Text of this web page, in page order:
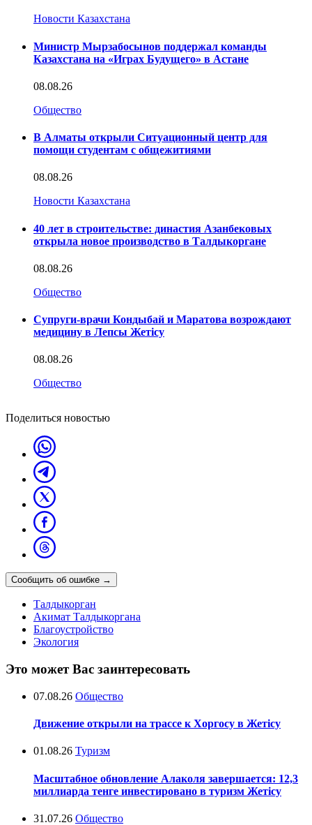
Новости Казахстана
Министр Мырзабосынов поддержал команды
Казахстана на «Играх Будущего» в Астане
08.08.26
Общество
В Алматы открыли Ситуационный центр для
помощи студентам с общежитиями
08.08.26
Новости Казахстана
40 лет в строительстве: династия Азанбековых
открыла новое производство в Талдыкоргане
08.08.26
Общество
Супруги-врачи Кондыбай и Маратова возрождают
медицину в Лепсы Жетісу
08.08.26
Общество
Поделиться новостью
Сообщить об ошибке →
Талдыкорган
Акимат Талдыкоргана
Благоустройство
Экология
Это может Вас заинтересовать
07.08.26 Общество
Движение открыли на трассе к Хоргосу в Жетісу
01.08.26 Туризм
Масштабное обновление Алаколя завершается: 12,3
миллиарда тенге инвестировано в туризм Жетісу
31.07.26 Общество